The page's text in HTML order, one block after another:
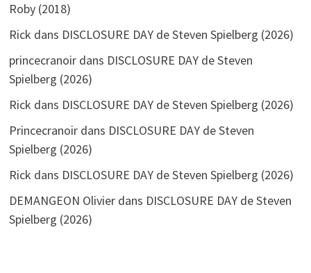
Roby (2018)
Rick dans DISCLOSURE DAY de Steven Spielberg (2026)
princecranoirdans DISCLOSURE DAY de Steven
Spielberg (2026)
Rick dans DISCLOSURE DAY de Steven Spielberg (2026)
Princecranoirdans DISCLOSURE DAY de Steven
Spielberg (2026)
Rick dans DISCLOSURE DAY de Steven Spielberg (2026)
DEMANGEON Olivierdans DISCLOSURE DAY de Steven
Spielberg (2026)